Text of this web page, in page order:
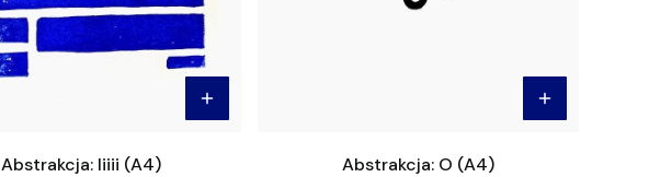
Abstrakcja: Iiiii (A4)
Abstrakcja: O (A4)